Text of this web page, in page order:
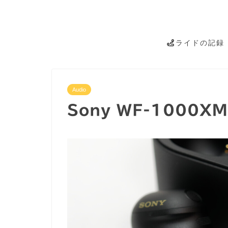
ライドの記録
Audio
Sony WF-